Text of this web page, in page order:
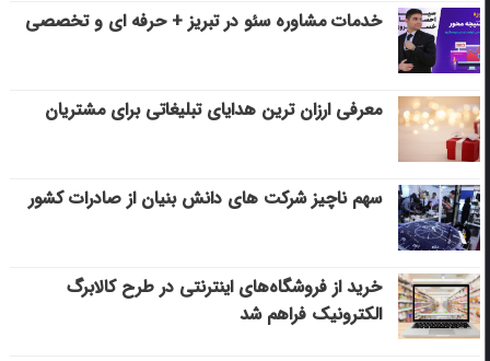
خدمات مشاوره سئو در تبریز + حرفه ای و تخصصی
معرفی ارزان ترین هدایای تبلیغاتی برای مشتریان
سهم ناچیز شرکت های دانش بنیان از صادرات کشور
خرید از فروشگاه‌های اینترنتی در طرح کالابرگ
الکترونیک فراهم شد